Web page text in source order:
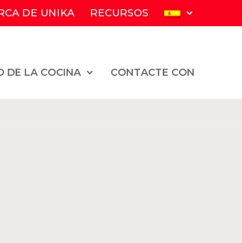
DE UNIKA RECURSOS
DE LA COCINA CONTACTE CON